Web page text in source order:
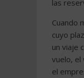
las
Cuando
cuyo
un viaje
vuelo, el
el